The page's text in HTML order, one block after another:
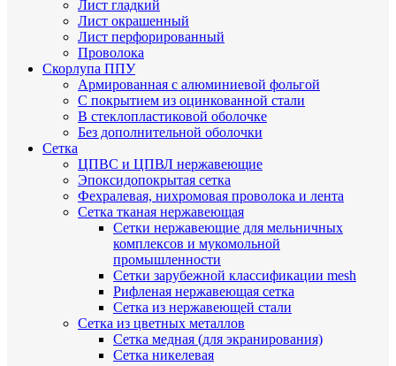
Лист гладкий
Лист окрашенный
Лист перфорированный
Проволока
Скорлупа ППУ
Армированная с алюминиевой фольгой
C покрытием из оцинкованной стали
В стеклопластиковой оболочке
Без дополнительной оболочки
Сетка
ЦПВС и ЦПВЛ нержавеющие
Эпоксидопокрытая сетка
Фехралевая, нихромовая проволока и лента
Сетка тканая нержавеющая
Сетки нержавеющие для мельничных
комплексов и мукомольной
промышленности
Сетки зарубежной классификации mesh
Рифленая нержавеющая сетка
Сетка из нержавеющей стали
Сетка из цветных металлов
Сетка медная (для экранирования)
Сетка никелевая